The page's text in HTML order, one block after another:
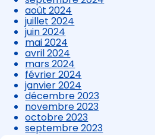
août 2024
juillet 2024
juin 2024
mai 2024
avril 2024
mars 2024
février 2024
janvier 2024
décembre 2023
novembre 2023
octobre 2023
septembre 2023